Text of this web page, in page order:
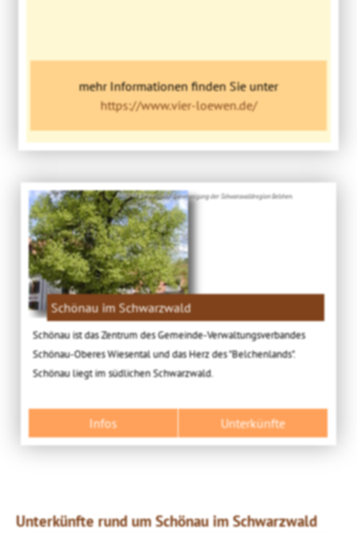
mehr Informationen finden Sie unter
https://www.vier-loewen.de/
Bild: Mit freundlicher Genehmigung der Schwarzwaldregion Belchen.
Schönau im Schwarzwald
Schönau ist das Zentrum des Gemeinde-Verwaltungsverbandes
Schönau-Oberes Wiesental und das Herz des "Belchenlands".
Schönau liegt im südlichen Schwarzwald.
Infos Unterkünfte
Unterkünfte rund um Schönau im Schwarzwald